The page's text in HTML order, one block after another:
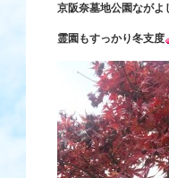
京阪奈墓地公園ながよ
霊園もすっかり冬支度